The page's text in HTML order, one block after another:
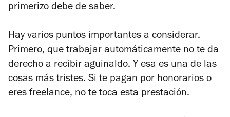
primerizo debe de saber.
Hay varios puntos importantes a considerar.
Primero, que trabajar automáticamente no te da
derecho a recibir aguinaldo. Y esa es una de las
cosas más tristes. Si te pagan por honorarios o
eres freelance, no te toca esta prestación.